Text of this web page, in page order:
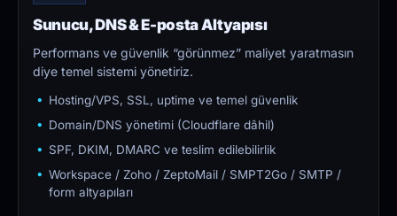
Sunucu, DNS & E-posta Altyapısı
Performans ve güvenlik “görünmez” maliyet yaratmasın
diye temel sistemi yönetiriz.
Hosting/VPS, SSL, uptime ve temel güvenlik
Domain/DNS yönetimi (Cloudflare dâhil)
SPF, DKIM, DMARC ve teslim edilebilirlik
Workspace / Zoho / ZeptoMail / SMPT2Go / SMTP /
form altyapıları